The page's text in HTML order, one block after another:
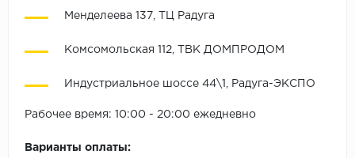
Менделеева 137, ТЦ Радуга
Комсомольская 112, ТВК ДОМПРОДОМ
Индустриальное шоссе 44\1, Радуга-ЭКСПО
Рабочее время: 10:00 - 20:00 ежедневно
Варианты оплаты: